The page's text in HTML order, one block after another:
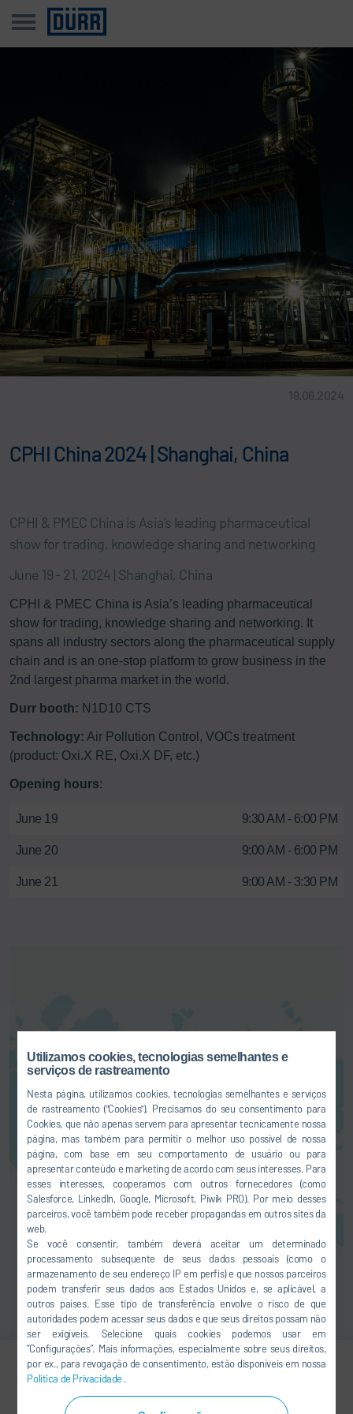
Utilizamos cookies, tecnologias semelhantes e
serviços de rastreamento
Nesta página, utilizamos cookies, tecnologias semelhantes e serviços
de rastreamento ("Cookies"). Precisamos do seu consentimento para
Cookies, que não apenas servem para apresentar tecnicamente nossa
página, mas também para permitir o melhor uso possível de nossa
página, com base em seu comportamento de usuário ou para
apresentar conteúdo e marketing de acordo com seus interesses. Para
esses interesses, cooperamos com outros fornecedores (como
Salesforce, LinkedIn, Google, Microsoft, Piwik PRO). Por meio desses
parceiros, você também pode receber propagandas em outros sites da
web.
Se você consentir, também deverá aceitar um determinado
processamento subsequente de seus dados pessoais (como o
armazenamento de seu endereço IP em perfis) e que nossos parceiros
podem transferir seus dados aos Estados Unidos e, se aplicável, a
outros países. Esse tipo de transferência envolve o risco de que
autoridades podem acessar seus dados e que seus direitos possam não
ser exigíveis. Selecione quais cookies podemos usar em
“Configurações”. Mais informações, especialmente sobre seus direitos,
por ex., para revogação de consentimento, estão disponíveis em nossa
Política de Privacidade .
19.06.2024
CPHI China 2024 | Shanghai, China
CPHI & PMEC China is Asia’s leading pharmaceutical
show for trading, knowledge sharing and networking
June 19 - 21, 2024 | Shanghai, China
CPHI & PMEC China is Asia’s leading pharmaceutical
show for trading, knowledge sharing and networking. It
spans all industry sectors along the pharmaceutical supply
chain and is an one-stop platform to grow business in the
2nd largest pharma market in the world.
Durr booth: N1D10 CTS
Technology: Air Pollution Control, VOCs treatment
(product: Oxi.X RE, Oxi.X DF, etc.)
Opening hours:
June 19 9:30 AM - 6:00 PM
June 20 9:00 AM - 6:00 PM
June 21 9:00 AM - 3:30 PM
Aqui você pode ativar um serviço
transferência de seus dados
(como o seu endereço IP) ao
respectivo fornecedor, assim
como esclarecemos em nossa
Declaração de proteção de dados
ACEITAR